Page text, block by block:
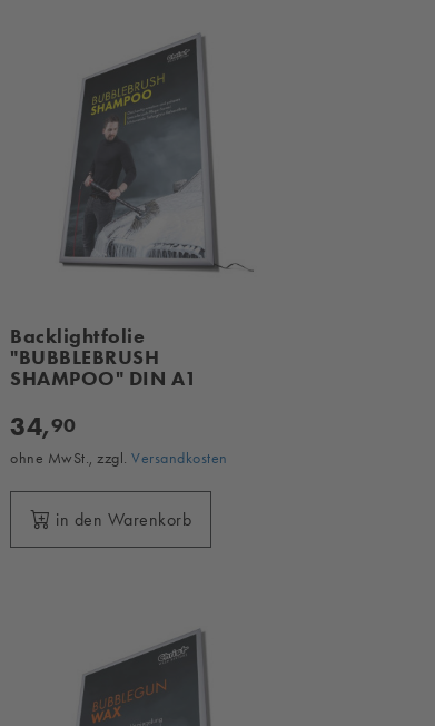
Backlightfolie
"BUBBLEBRUSH
SHAMPOO" DIN A1
34,90
ohne MwSt., zzgl.Versandkosten
in den Warenkorb